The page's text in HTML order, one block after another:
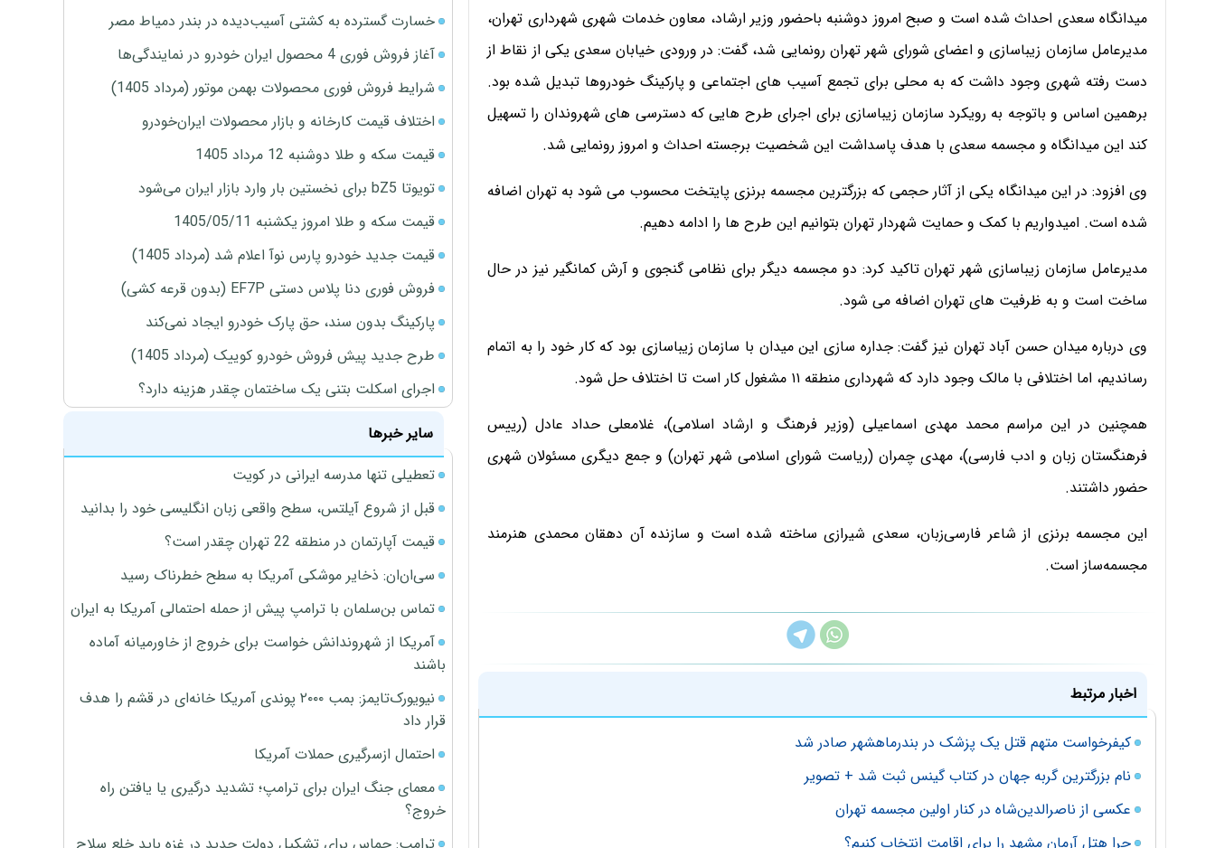
میدانگاه سعدی احداث شده است و صبح امروز دوشنبه باحضور وزیر ارشاد، معاون خدمات شهری شهرداری تهران،
مدیرعامل سازمان زیباسازی و اعضای شورای شهر تهران رونمایی شد، گفت: در ورودی خیابان سعدی یکی از نقاط از
دست رفته شهری وجود داشت که به محلی برای تجمع آسیب های اجتماعی و پارکینگ خودروها تبدیل شده بود.
برهمین اساس و باتوجه به رویکرد سازمان زیباسازی برای اجرای طرح هایی که دسترسی های شهروندان را تسهیل
کند این میدانگاه و مجسمه سعدی با هدف پاسداشت این شخصیت برجسته احداث و امروز رونمایی شد.
وی افزود: در این میدانگاه یکی از آثار حجمی که بزرگترین مجسمه برنزی پایتخت محسوب می شود به تهران اضافه
شده است. امیدواریم با کمک و حمایت شهردار تهران بتوانیم این طرح ها را ادامه دهیم.
مدیرعامل سازمان زیباسازی شهر تهران تاکید کرد: دو مجسمه دیگر برای نظامی گنجوی و آرش کمانگیر نیز در حال
ساخت است و به ظرفیت های تهران اضافه می شود.
وی درباره میدان حسن آباد تهران نیز گفت: جداره سازی این میدان با سازمان زیباسازی بود که کار خود را به اتمام
رساندیم، اما اختلافی با مالک وجود دارد که شهرداری منطقه ۱۱ مشغول کار است تا اختلاف حل شود.
همچنین در این مراسم محمد مهدی اسماعیلی (وزیر فرهنگ و ارشاد اسلامی)، غلامعلی حداد عادل (رییس
فرهنگستان زبان و ادب فارسی)، مهدی چمران (ریاست شورای اسلامی شهر تهران) و جمع دیگری مسئولان شهری
حضور داشتند.
این مجسمه برنزی از شاعر فارسی‌زبان، سعدی شیرازی ساخته شده است و سازنده آن دهقان محمدی هنرمند
مجسمه‌ساز است.
اخبار مرتبط
کیفرخواست متهم قتل یک پزشک در بندرماهشهر صادر شد
نام بزرگترین گربه جهان در کتاب گینس ثبت شد + تصویر
عکسی از ناصرالدین‌شاه در کنار اولین مجسمه تهران
چرا هتل آرمان مشهد را برای اقامت انتخاب کنیم؟
خسارت گسترده به کشتی آسیب‌دیده در بندر دمیاط مصر
آغاز فروش فوری 4 محصول ایران خودرو در نمایندگی‌ها
شرایط فروش فوری محصولات بهمن موتور (مرداد 1405)
اختلاف قیمت کارخانه و بازار محصولات ایران‌خودرو
قیمت سکه و طلا دوشنبه 12 مرداد 1405
تویوتا bZ5 برای نخستین بار وارد بازار ایران می‌شود
قیمت سکه و طلا امروز یکشنبه 1405/05/11
قیمت جدید خودرو پارس نوآ اعلام شد (مرداد 1405)
فروش فوری دنا پلاس دستی EF7P (بدون قرعه کشی)
پارکینگ بدون سند، حق پارک خودرو ایجاد نمی‌کند
طرح جدید پیش فروش خودرو کوییک (مرداد 1405)
اجرای اسکلت بتنی یک ساختمان چقدر هزینه دارد؟
سایر خبرها
تعطیلی تنها مدرسه ایرانی در کویت
قبل از شروع آیلتس، سطح واقعی زبان انگلیسی خود را بدانید
قیمت آپارتمان در منطقه 22 تهران چقدر است؟
سی‌ان‌ان: ذخایر موشکی آمریکا به سطح خطرناک رسید
تماس بن‌سلمان با ترامپ پیش از حمله احتمالی آمریکا به ایران
آمریکا از شهروندانش خواست برای خروج از خاورمیانه آماده
باشند
نیویورک‌تایمز: بمب ۲۰۰۰ پوندی آمریکا خانه‌ای در قشم را هدف
قرار داد
احتمال ازسرگیری حملات آمریکا
معمای جنگ ایران برای ترامپ؛ تشدید درگیری یا یافتن راه
خروج؟